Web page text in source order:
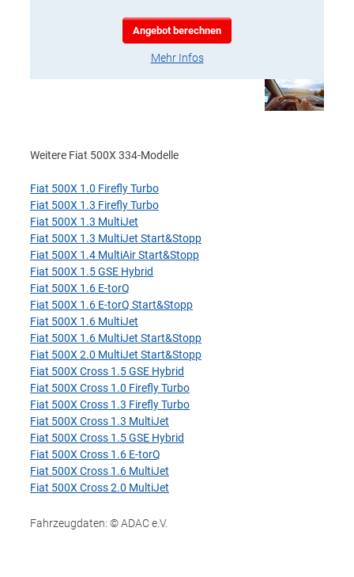
Angebot berechnen
Mehr Infos
Weitere Fiat 500X 334-Modelle
Fiat 500X 1.0 Firefly Turbo
Fiat 500X 1.3 Firefly Turbo
Fiat 500X 1.3 MultiJet
Fiat 500X 1.3 MultiJet Start&Stopp
Fiat 500X 1.4 MultiAir Start&Stopp
Fiat 500X 1.5 GSE Hybrid
Fiat 500X 1.6 E-torQ
Fiat 500X 1.6 E-torQ Start&Stopp
Fiat 500X 1.6 MultiJet
Fiat 500X 1.6 MultiJet Start&Stopp
Fiat 500X 2.0 MultiJet Start&Stopp
Fiat 500X Cross 1.5 GSE Hybrid
Fiat 500X Cross 1.0 Firefly Turbo
Fiat 500X Cross 1.3 Firefly Turbo
Fiat 500X Cross 1.3 MultiJet
Fiat 500X Cross 1.5 GSE Hybrid
Fiat 500X Cross 1.6 E-torQ
Fiat 500X Cross 1.6 MultiJet
Fiat 500X Cross 2.0 MultiJet
Fahrzeugdaten: © ADAC e.V.